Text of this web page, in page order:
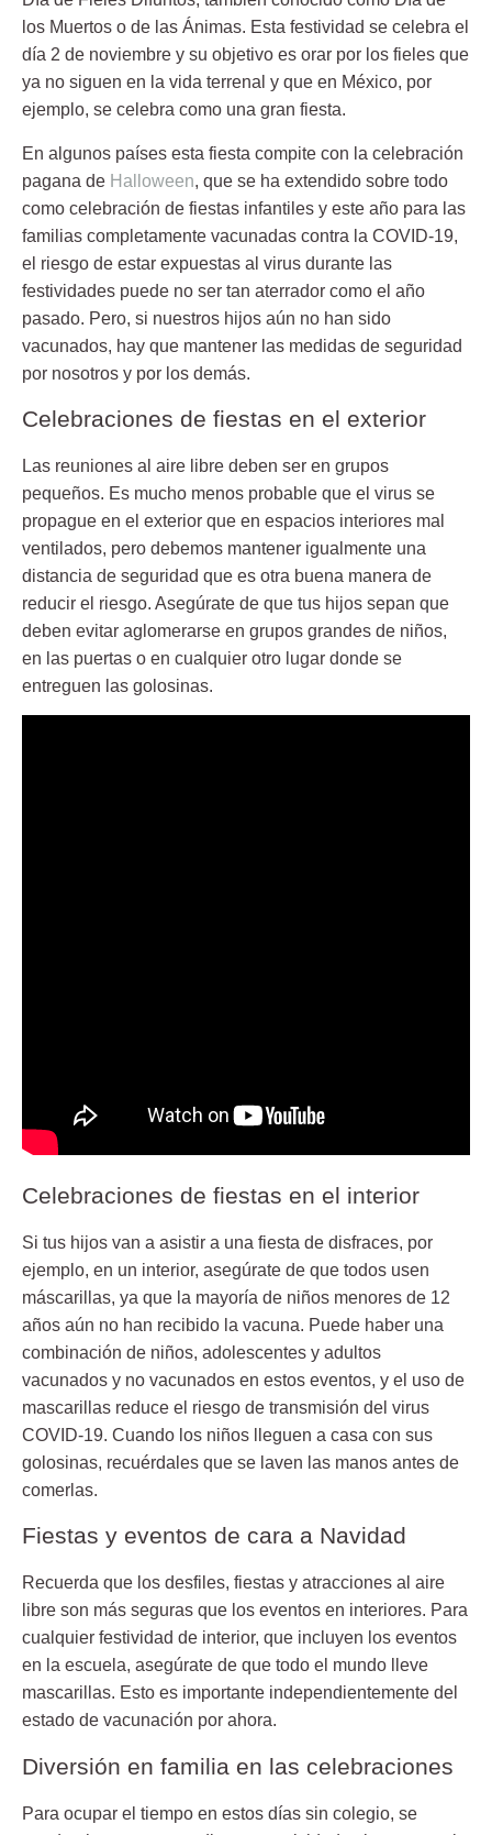
los Muertos o de las Ánimas. Esta festividad se celebra el
día 2 de noviembre y su objetivo es orar por los fieles que
ya no siguen en la vida terrenal y que en México, por
ejemplo, se celebra como una gran fiesta.
En algunos países esta fiesta compite con la celebración
pagana de Halloween, que se ha extendido sobre todo
como celebración de fiestas infantiles y este año para las
familias completamente vacunadas contra la COVID-19,
el riesgo de estar expuestas al virus durante las
festividades puede no ser tan aterrador como el año
pasado. Pero, si nuestros hijos aún no han sido
vacunados, hay que mantener las medidas de seguridad
por nosotros y por los demás.
Celebraciones de fiestas en el exterior
Las reuniones al aire libre deben ser en grupos
pequeños. Es mucho menos probable que el virus se
propague en el exterior que en espacios interiores mal
ventilados, pero debemos mantener igualmente una
distancia de seguridad que es otra buena manera de
reducir el riesgo. Asegúrate de que tus hijos sepan que
deben evitar aglomerarse en grupos grandes de niños,
en las puertas o en cualquier otro lugar donde se
entreguen las golosinas.
Celebraciones de fiestas en el interior
Si tus hijos van a asistir a una fiesta de disfraces, por
ejemplo, en un interior, asegúrate de que todos usen
máscarillas, ya que la mayoría de niños menores de 12
años aún no han recibido la vacuna. Puede haber una
combinación de niños, adolescentes y adultos
vacunados y no vacunados en estos eventos, y el uso de
mascarillas reduce el riesgo de transmisión del virus
COVID-19. Cuando los niños lleguen a casa con sus
golosinas, recuérdales que se laven las manos antes de
comerlas.
Fiestas y eventos de cara a Navidad
Recuerda que los desfiles, fiestas y atracciones al aire
libre son más seguras que los eventos en interiores. Para
cualquier festividad de interior, que incluyen los eventos
en la escuela, asegúrate de que todo el mundo lleve
mascarillas. Esto es importante independientemente del
estado de vacunación por ahora.
Diversión en familia en las celebraciones
Para ocupar el tiempo en estos días sin colegio, se